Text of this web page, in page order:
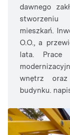
dawnego
stworzeniu
mieszkań.
O.O., a
lata. Prace
wnętrz oraz
budynku.